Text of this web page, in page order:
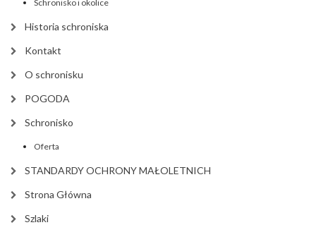
Schronisko i okolice
Historia schroniska
Kontakt
O schronisku
POGODA
Schronisko
Oferta
STANDARDY OCHRONY MAŁOLETNICH
Strona Główna
Szlaki